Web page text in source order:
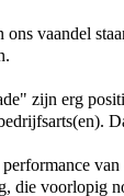
vaandel
zijn erg
die voorlopig